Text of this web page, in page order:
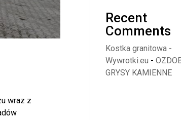
wraz z
Recent
Comments
Kostka granitowa -
Wywrotki.eu -
GRYSY KAMIENNE